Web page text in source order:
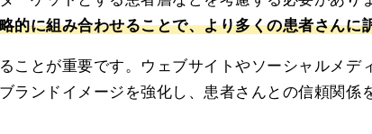
的に組み合わせることで、より多くの患者さんに
とが重要です。ウェブサイトやソーシャルメデ
ンドイメージを強化し、患者さんとの信頼関係